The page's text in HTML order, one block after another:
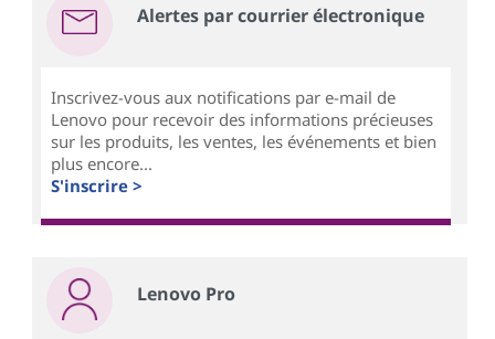
Alertes par courrier électronique
Inscrivez-vous aux notifications par e-mail de
Lenovo pour recevoir des informations précieuses
sur les produits, les ventes, les événements et bien
plus encore...
S'inscrire >
Lenovo Pro